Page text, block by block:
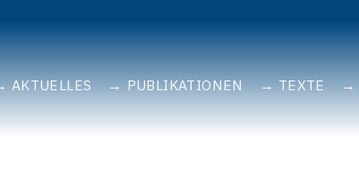
AKTUELLES PUBLIKATIONEN TEXTE